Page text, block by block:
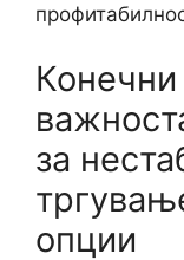
за
опции